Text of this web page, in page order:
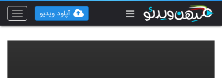
Toggle
آپلود ویدیو